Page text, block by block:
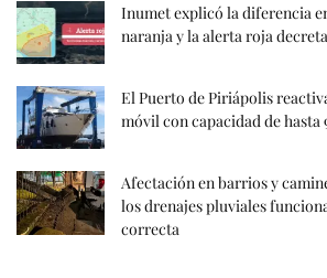
Inumet explicó la diferencia
naranja y la alerta roja
El Puerto de Piriápolis
móvil con capacidad de hasta
Afectación en barrios y
los drenajes pluviales
correcta